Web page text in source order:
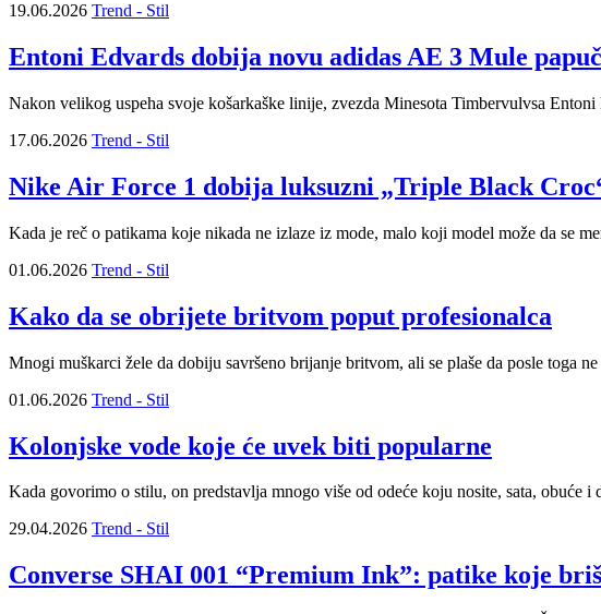
19.06.2026 Trend - Stil
Entoni Edvards dobija novu adidas AE 3 Mule
Nakon velikog uspeha svoje košarkaške linije, zvezda Minesota Timbervulvsa
17.06.2026 Trend - Stil
Nike Air Force 1 dobija luksuzni „Triple Black
Kada je reč o patikama koje nikada ne izlaze iz mode, malo koji model može da se
01.06.2026 Trend - Stil
Kako da se obrijete britvom poput profesionalca
Mnogi muškarci žele da dobiju savršeno brijanje britvom, ali se plaše da posle toga
01.06.2026 Trend - Stil
Kolonjske vode koje će uvek biti popularne
Kada govorimo o stilu, on predstavlja mnogo više od odeće koju nosite, sata, obuće
29.04.2026 Trend - Stil
Converse SHAI 001 “Premium Ink”: patike koje